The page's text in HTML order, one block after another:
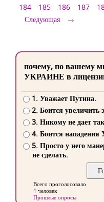
184
185 186 187
Следующая
почему, по вашему
УКРАИНЕ в
1. Уважает Путина.
2. Боится увеличить
3. Никому не дает
4. Боится
5. Просто у него
не сделать.
Всего проголосовало
1 человек
Прошлые опросы